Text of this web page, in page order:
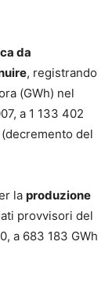
da
, registrando
(GWh) nel
a 1 133 402
del
la produzione
provvisori del
a 683 183 GWh